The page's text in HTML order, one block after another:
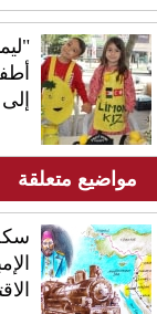
مواضيع متعلقة